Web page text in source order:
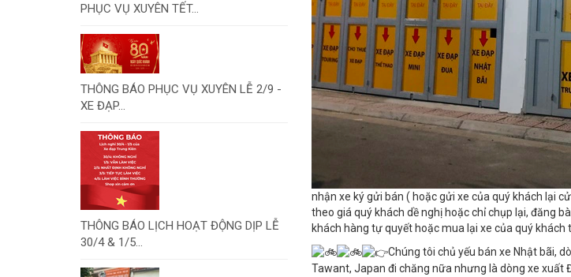
PHỤC VỤ XUYÊN TẾT...
THÔNG BÁO PHỤC VỤ XUYÊN LỄ 2/9 -
XE ĐẠP...
THÔNG BÁO LỊCH HOẠT ĐỘNG DỊP LỄ
30/4 & 1/5...
nhận xe ký gửi bán ( hoặc gửi xe của quý khách lại
theo giá quý khách dề nghị hoặc chỉ chụp lại, đăng
khách hàng tự quyết hoặc mua lại xe của quý
Chúng tôi chủ yếu bán xe Nhật bãi,
Tawant, Japan đi chăng nữa nhưng là dòng xe xuất